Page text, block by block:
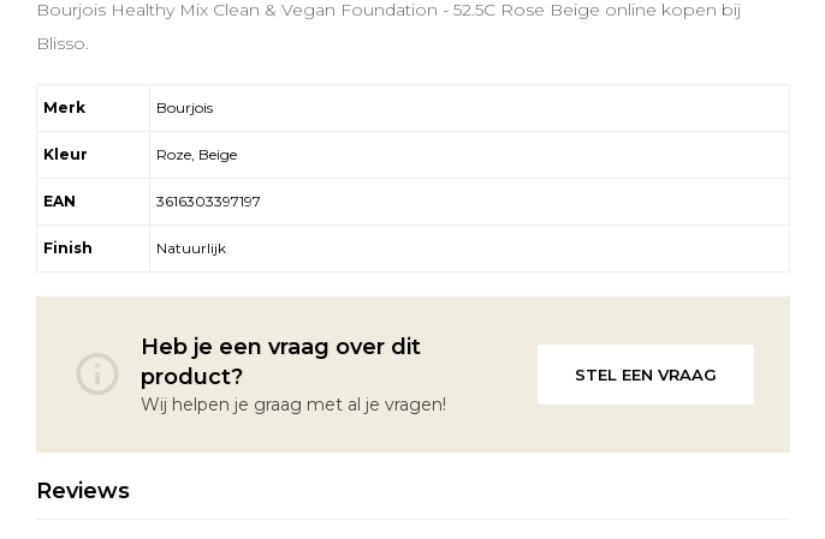
Bourjois Healthy Mix Clean & Vegan Foundation - 52.5C Rose Beige online kopen bij
Blisso.
Merk Bourjois
Kleur Roze, Beige
EAN 3616303397197
Finish Natuurlijk
Heb je een vraag over dit
product?
Wij helpen je graag met al je vragen!
STEL EEN VRAAG
Reviews